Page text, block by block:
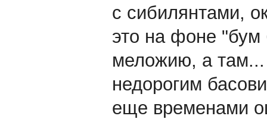
с сибилянтами,
это на фоне "бум
меложию, а
недорогим
еще временами